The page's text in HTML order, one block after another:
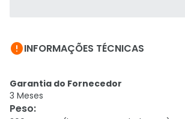
INFORMAÇÕES TÉCNICAS
Garantia do Fornecedor
3 Meses
Peso: